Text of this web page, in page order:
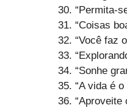
“Permita-
“Coisas
“Você faz
“Sonhe
“A vida é
“Aproveite